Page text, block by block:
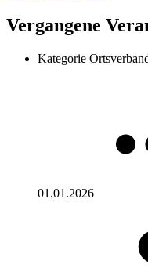
Vergangene
Kategorie
01.01.2026